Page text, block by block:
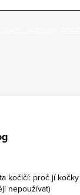
kočičí: proč jí
nepoužívat)